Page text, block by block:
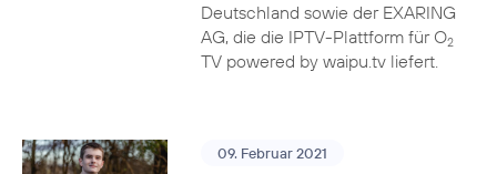
Deutschland sowie der EXARING
AG, die die IPTV-Plattform für O2
TV powered by waipu.tv liefert.
09. Februar 2021